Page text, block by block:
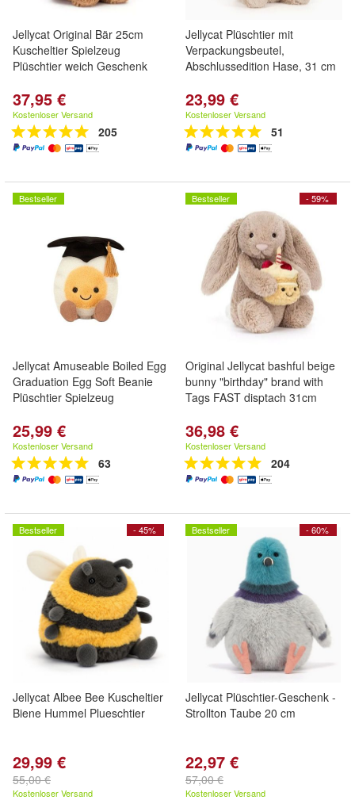
Jellycat Original Bär 25cm
Kuscheltier Spielzeug
Plüschtier weich Geschenk
37,95 €
Kostenloser Versand
205
Jellycat Plüschtier mit
Verpackungsbeutel,
Abschlussedition Hase, 31 cm
23,99 €
Kostenloser Versand
51
Bestseller
Jellycat Amuseable Boiled Egg
Graduation Egg Soft Beanie
Plüschtier Spielzeug
25,99 €
Kostenloser Versand
63
- 59%
Bestseller
Original Jellycat bashful beige
bunny "birthday" brand with
Tags FAST disptach 31cm
36,98 €
Kostenloser Versand
204
- 45%
Bestseller
Jellycat Albee Bee Kuscheltier
Biene Hummel Plueschtier
29,99 €
55,00 €
Kostenloser Versand
- 60%
Bestseller
Jellycat Plüschtier-Geschenk -
Strollton Taube 20 cm
22,97 €
57,00 €
Kostenloser Versand